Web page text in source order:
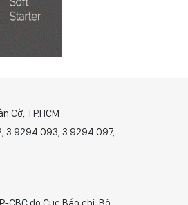
Cờ, TP.HCM
3.9294.093, 3.9294.097,